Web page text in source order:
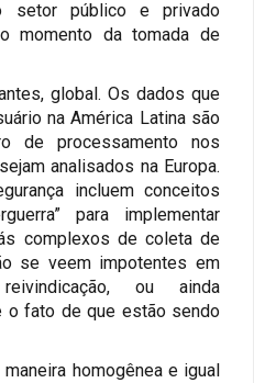
setor público e privado
momento da tomada de
global. Os dados que
na América Latina são
de processamento nos
analisados na Europa.
incluem conceitos
para implementar
complexos de coleta de
se veem impotentes em
ou ainda
o fato de que estão sendo
homogênea e igual